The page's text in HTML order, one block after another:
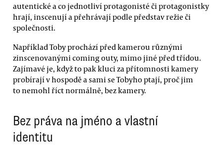
autentické a co jednotliví protagonisté či protagonistky
hrají, inscenují a přehrávají podle představ režie či
společnosti.
Například Toby prochází před kamerou různými
zinscenovanými coming outy, mimo jiné před třídou.
Zajímavé je, když to pak kluci za přítomnosti kamery
probírají v hospodě a sami se Tobyho ptají, proč jim
to nemohl říct normálně, bez kamery.
Bez práva na jméno a vlastní
identitu